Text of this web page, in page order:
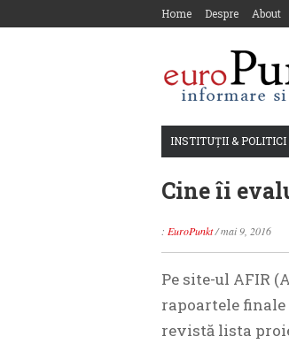
Home Despre About
INSTITUȚII & POLITICI
Cine îi
: EuroPunkt/mai 9, 2016
Pe site-ul AFIR
rapoartele finale
revistă lista